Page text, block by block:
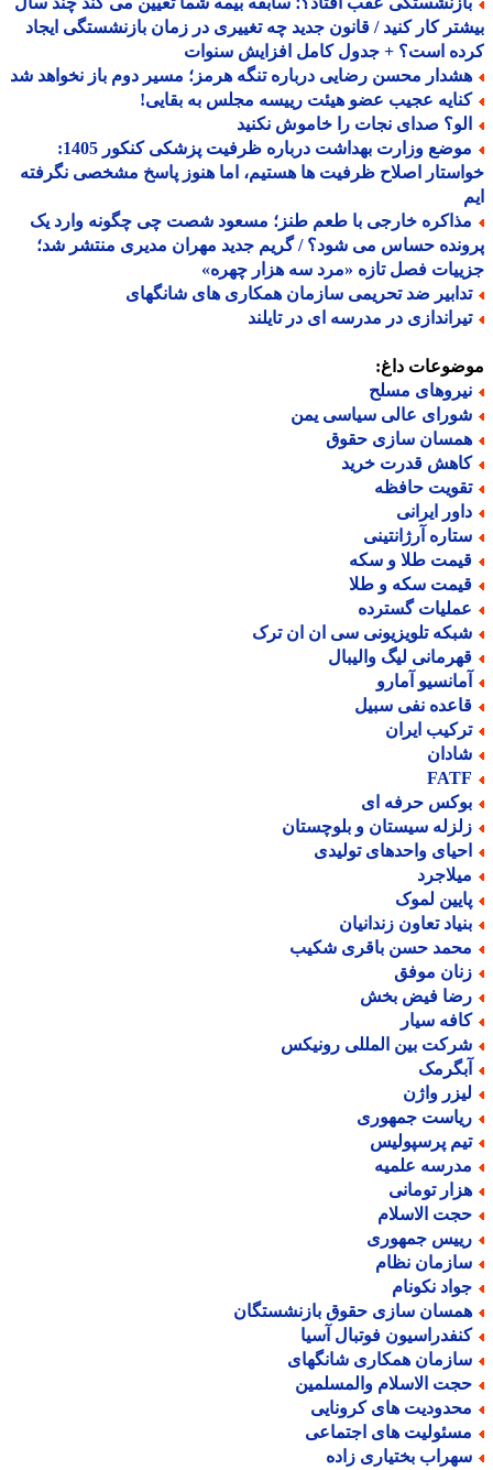
کار کنید / قانون جدید چه تغییری در زمان بازنشستگی ایجاد
است؟ + جدول کامل افزایش سنوات
محسن رضایی درباره تنگه هرمز؛ مسیر دوم باز نخواهد شد
عجیب عضو هیئت رییسه مجلس به بقایی!
صدای نجات را خاموش نکنید
موضع وزارت بهداشت درباره ظرفیت پزشکی کنکور 1405:
اصلاح ظرفیت ها هستیم، اما هنوز پاسخ مشخصی نگرفته
خارجی با طعم طنز؛ مسعود شصت چی چگونه وارد یک
حساس می شود؟ / گریم جدید مهران مدیری منتشر شد؛
فصل تازه «مرد سه هزار چهره»
ضد تحریمی سازمان همکاری های شانگهای
در مدرسه ای در تایلند
داغ:
مسلح
عالی سیاسی یمن
سازی حقوق
قدرت خرید
حافظه
ایرانی
آرژانتینی
طلا و سکه
سکه و طلا
گسترده
تلویزیونی سی ان ان ترک
لیگ والیبال
آمارو
نفی سبیل
ایران
حرفه ای
سیستان و بلوچستان
واحدهای تولیدی
لموک
تعاون زندانیان
حسن باقری شکیب
موفق
فیض بخش
سیار
بین المللی رونیکس
واژن
جمهوری
پرسپولیس
علمیه
تومانی
الاسلام
جمهوری
نظام
نکونام
سازی حقوق بازنشستگان
فوتبال آسیا
همکاری شانگهای
الاسلام والمسلمین
های کرونایی
های اجتماعی
بختیاری زاده